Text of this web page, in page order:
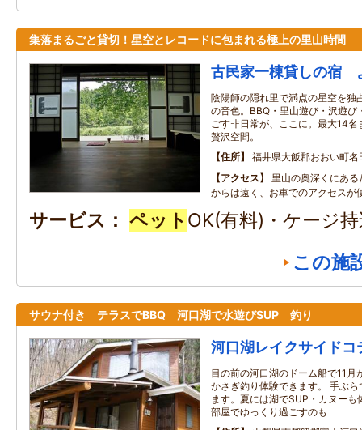
集落まるごと貸切！星空とレコードに包まれる極上の里山時間
古民家一棟貸しの宿
陰陽師の隠れ里で満点の星空を独
の音色。BBQ・里山遊び・沢遊び
ごす非日常が、ここに。最大14
贅沢空間。
住所
福井県大飯郡おおい町名
アクセス
里山の奥深くにあ
からは遠く、お車でのアクセスが
サービス ペット OK(有料)・ケージ
この施
サウナ付き テラスでBBQ 河口湖で水遊びSUP 釣り
河口湖レイクサイドコ
目の前の河口湖のドーム船で11月
かさぎ釣り体験できます。 手ぶ
ます。夏には湖でSUP・カヌー
部屋でゆっくり過ごすのも